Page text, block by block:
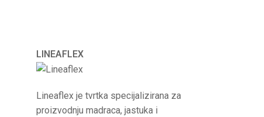
LINEAFLEX
Lineaflex je tvrtka specijalizirana za
proizvodnju madraca, jastuka i